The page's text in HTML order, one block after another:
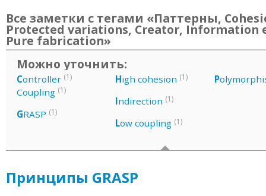
Все заметки с тегами «Паттерны,
Protected variations, Creator, Information
Pure fabrication»
Можно уточнить:
Controller (1)
Coupling (1)
GRASP (1)
High cohesion (1)
Indirection (1)
Low coupling (1)
P
Принципы GRASP